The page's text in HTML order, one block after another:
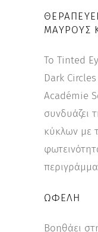
ΜΑΎΡΟΥΣ
To Tinted
Dark
Académie
συνδυάζει
κύκλων με
ΩΦΈΛΗ
Βοηθάει